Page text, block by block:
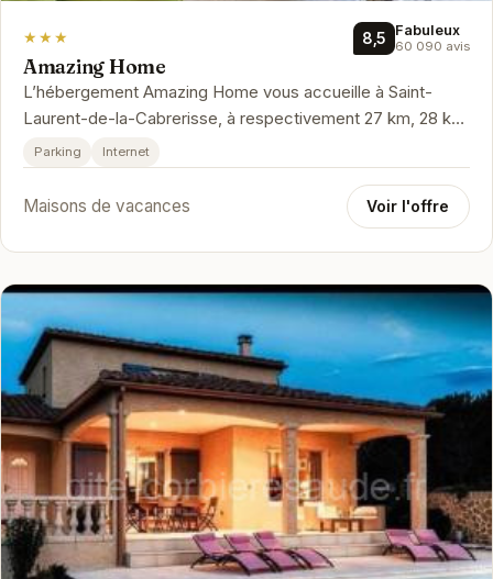
★★★ 8,5 Fabuleux
60 090 avis
Amazing Home
L’hébergement Amazing Home vous accueille à Saint-
Laurent-de-la-Cabrerisse, à respectivement 27 km, 28 km
et 44 km de ces lieux d’…
Parking Internet
Maisons de vacances Voir l'offre